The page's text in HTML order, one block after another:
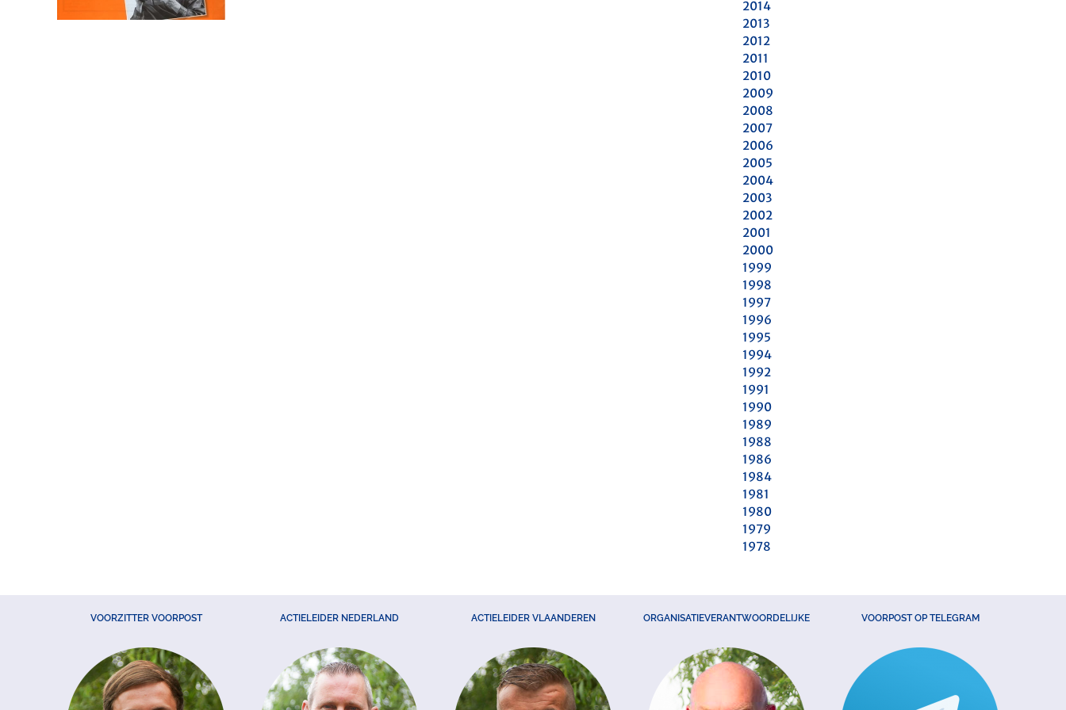
2014
2013
2012
2011
2010
2009
2008
2007
2006
2005
2004
2003
2002
2001
2000
1999
1998
1997
1996
1995
1994
1992
1991
1990
1989
1988
1986
1984
1981
1980
1979
1978
VOORZITTER VOORPOST ACTIELEIDER NEDERLAND ACTIELEIDER VLAANDEREN ORGANISATIEVERANTWOORDELIJKE VOORPOST OP TELEGRAM